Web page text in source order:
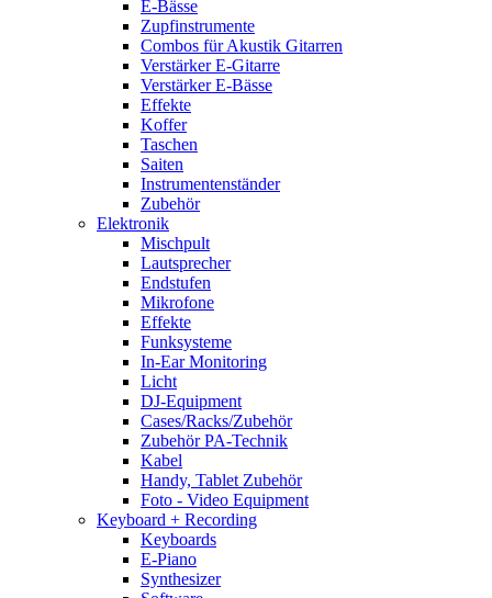
E-Bässe
Zupfinstrumente
Combos für Akustik Gitarren
Verstärker E-Gitarre
Verstärker E-Bässe
Effekte
Koffer
Taschen
Saiten
Instrumentenständer
Zubehör
Elektronik
Mischpult
Lautsprecher
Endstufen
Mikrofone
Effekte
Funksysteme
In-Ear Monitoring
Licht
DJ-Equipment
Cases/Racks/Zubehör
Zubehör PA-Technik
Kabel
Handy, Tablet Zubehör
Foto - Video Equipment
Keyboard + Recording
Keyboards
E-Piano
Synthesizer